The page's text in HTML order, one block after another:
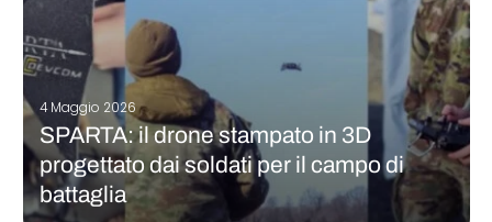
4 Maggio 2026
SPARTA: il drone stampato in 3D
progettato dai soldati per il campo di
battaglia